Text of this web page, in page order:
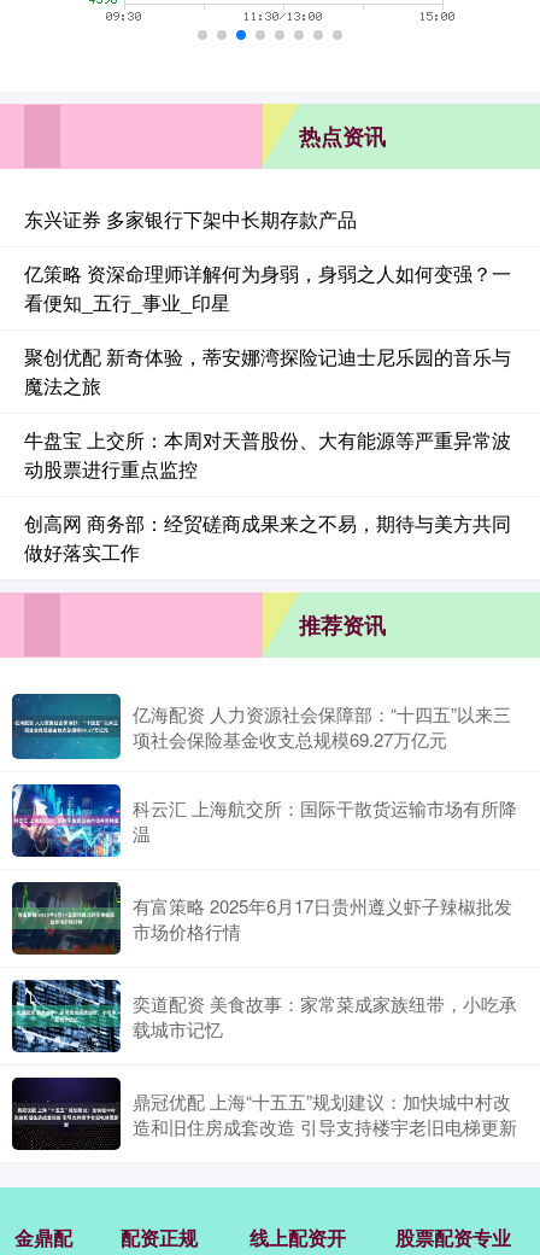
热点资讯
东兴证券 多家银行下架中长期存款产品
亿策略 资深命理师详解何为身弱，身弱之人如何变强？一
看便知_五行_事业_印星
聚创优配 新奇体验，蒂安娜湾探险记迪士尼乐园的音乐与
魔法之旅
牛盘宝 上交所：本周对天普股份、大有能源等严重异常波
动股票进行重点监控
创高网 商务部：经贸磋商成果来之不易，期待与美方共同
做好落实工作
推荐资讯
亿海配资 人力资源社会保障部：“十四五”以来三
项社会保险基金收支总规模69.27万亿元
科云汇 上海航交所：国际干散货运输市场有所降
温
有富策略 2025年6月17日贵州遵义虾子辣椒批发
市场价格行情
奕道配资 美食故事：家常菜成家族纽带，小吃承
载城市记忆
鼎冠优配 上海“十五五”规划建议：加快城中村改
造和旧住房成套改造 引导支持楼宇老旧电梯更新
金鼎配
配资正规
线上配资开
股票配资专业